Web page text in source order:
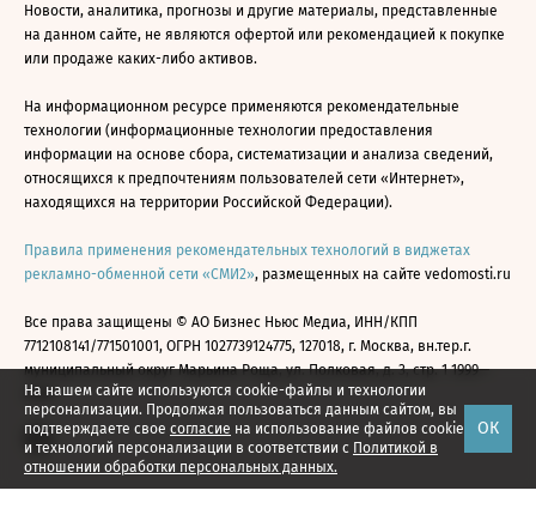
На нашем сайте используются cookie-файлы и технологии
персонализации. Продолжая пользоваться данным сайтом, вы
подтверждаете свое согласие на использование файлов cookie
и технологий персонализации в соответствии с Политикой в
отношении обработки персональных данных.
ОК
Новости, аналитика, прогнозы и другие материалы, представленные
на данном сайте, не являются офертой или рекомендацией к покупке
или продаже каких-либо активов.
На информационном ресурсе применяются рекомендательные
технологии (информационные технологии предоставления
информации на основе сбора, систематизации и анализа сведений,
относящихся к предпочтениям пользователей сети «Интернет»,
находящихся на территории Российской Федерации).
Правила применения рекомендательных технологий в виджетах
рекламно-обменной сети «СМИ2», размещенных на сайте vedomosti.ru
Все права защищены © АО Бизнес Ньюс Медиа, ИНН/КПП
7712108141/771501001, ОГРН 1027739124775, 127018, г. Москва, вн.тер.г.
муниципальный округ Марьина Роща, ул. Полковая, д. 3, стр. 1 1999—
2026